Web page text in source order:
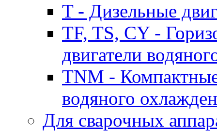
T - Дизельные
TF, TS, CY -
двигатели
TNM -
водяного
Для сварочных